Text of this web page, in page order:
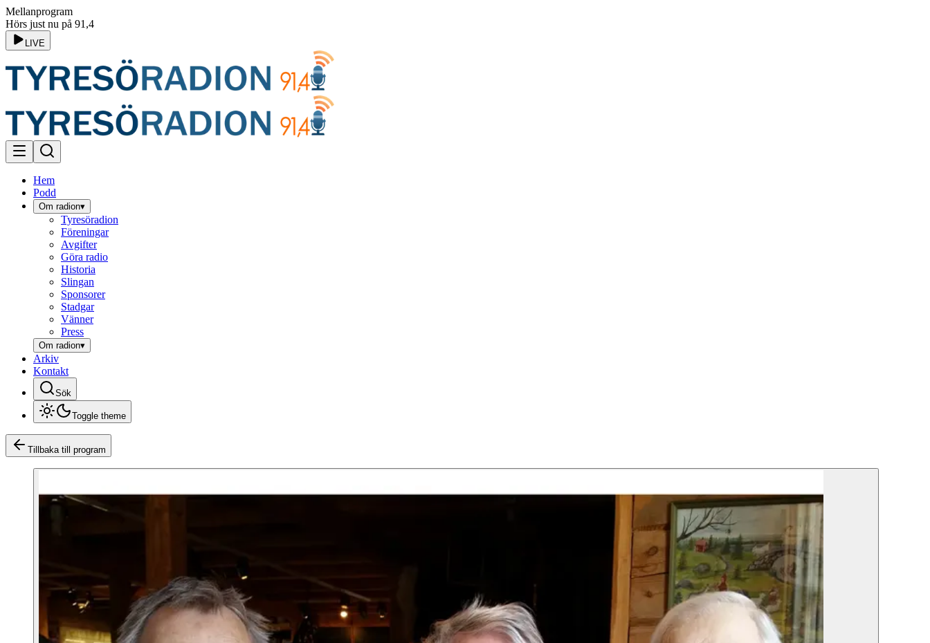
Mellanprogram
Hörs just nu på 91,4
LIVE
Hem
Podd
Om radion▾
Tyresöradion
Föreningar
Avgifter
Göra radio
Historia
Slingan
Sponsorer
Stadgar
Vänner
Press
Om radion▾
Arkiv
Kontakt
Sök
Toggle theme
Tillbaka till program